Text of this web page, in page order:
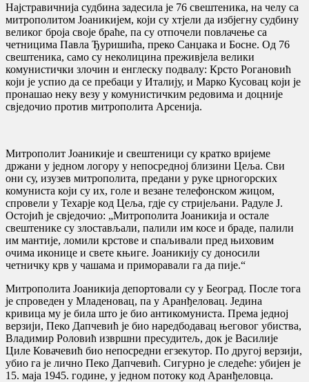
Најстравичнија судбина задесила је 76 свештеника, на челу са
митрополитом Јоаникијем, који су хтјели да избјегну судбину
великог броја своје браће, па су отпочели повлачење са
четницима Павла Ђуришића, преко Санџака и Босне. Од 76
свештеника, само су неколицина преживјела велики
комунистички злочин и енглеску подвалу: Крсто Рогановић
који је успио да се пребаци у Италију, и Марко Кусовац који је
пронашао неку везу у комунистичким редовима и доцније
свједочио против митрополита Арсенија.
Митрополит Јоаникије и свештеници су кратко вријеме
држани у једном логору у непосредној близини Цеља. Сви
они су, изузев митрополита, предани у руке црногорских
комуниста који су их, голе и везане телефонском жицом,
спровели у Техарје код Цеља, гдје су стријељани. Радуле Ј.
Остојић је свједочио: „Митрополита Јоаникија и остале
свештенике су злостављали, палили им косе и браде, палили
им мантије, ломили крстове и спаљивали пред њиховим
очима иконице и свете књиге. Јоаникију су доносили
четничку крв у чашама и приморавали га да пије.“
Митрополита Јоаникија депортовали су у Београд. После тога
је спроведен у Младеновац, па у Аранђеловац. Једина
кривица му је била што је био антикомуниста. Према једној
верзији, Пеко Дапчевић је био наредбодавац његовог убиства,
Владимир Роловић извршни пресудитељ, док је Василије
Циле Ковачевић био непосредни егзекутор. По другој верзији,
убио га је лично Пеко Дапчевић. Сигурно је следеће: убијен је
15. маја 1945. године, у једном потоку код Аранђеловца.